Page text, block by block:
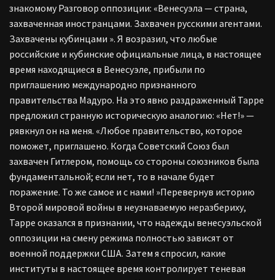
знакомому Разговор оппозиции: «Венесуэла — страна,
захваченная иностранцами. Захвачен русскими агентами.
Захвачены кубинцами ». Я возразил, что любые
российские и кубинские официальные лица, в настоящее
время находящиеся в Венесуэле, прибыли по
приглашению международно признанного
правительства Мадуро. На это явно раздраженный Тарре
предложил странную историческую аналогию: «Нет!» —
рявкнул он на меня. «Любое правительство, которое
поможет, приглашено. Когда Советский Союз был
захвачен Гитлером, помощь со стороны союзников была
фундаментальной; если нет, то в начале будет
поражение. То же самое и с нами! »Перевернув историю
Второй мировой войны в неузнаваемую неразбериху,
Тарре оказался в признании, что надежды венесуэльской
оппозиции на смену режима полностью зависят от
военной поддержки США. Затем я спросил, какие
институты в настоящее время контролирует теневая